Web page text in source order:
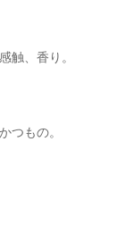
触、香り。
つもの。